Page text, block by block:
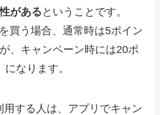
がある ということです。
買う場合、通常時は5ポイン
、キャンペーン時には20ポ
なります。
する人は、アプリでキャン